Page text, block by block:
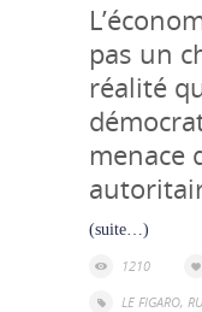
pas un
réalité
menace
(suite…)
1210
LE FIGARO,